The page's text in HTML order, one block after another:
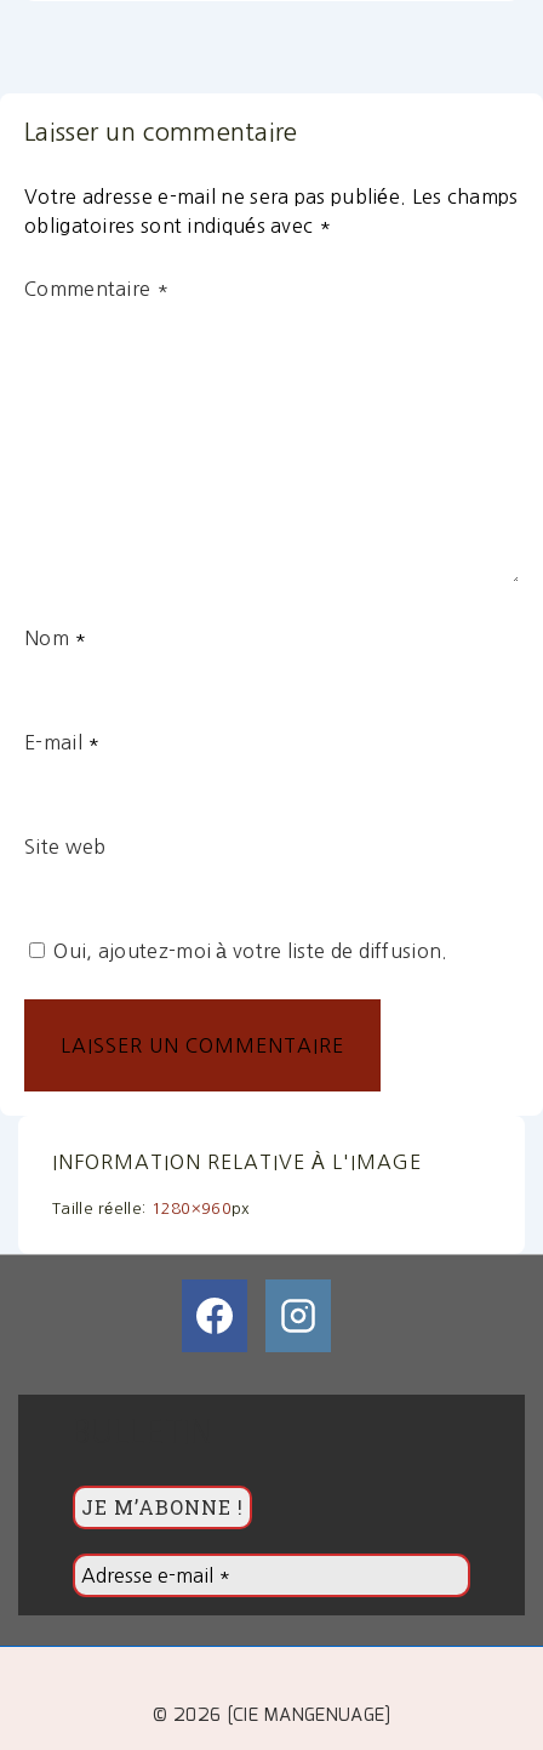
Laisser un commentaire
Votre adresse e-mail ne sera pas publiée.
Les champs
obligatoires sont indiqués avec *
Commentaire *
Nom *
E-mail *
Site web
Oui, ajoutez-moi à votre liste de diffusion.
INFORMATION RELATIVE À L'IMAGE
Taille réelle: 1280×960px
© 2026 [CIE MANGENUAGE]